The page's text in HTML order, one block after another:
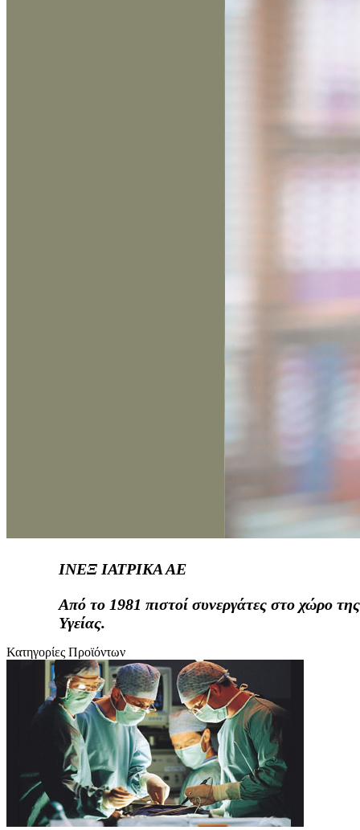
ΙΝΕΞ ΙΑΤΡΙΚΑ ΑΕ
Από το 1981 πιστοί συνεργάτες στο χώρο της
Υγείας.
Κατηγορίες Προϊόντων